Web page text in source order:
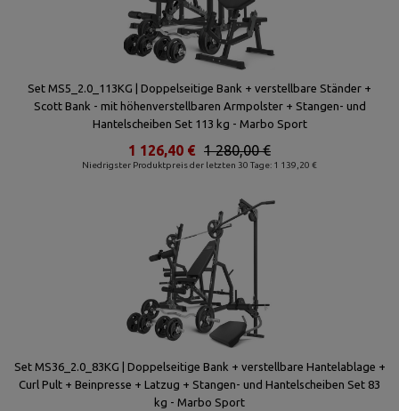
Set MS5_2.0_113KG | Doppelseitige Bank + verstellbare Ständer +
Scott Bank - mit höhenverstellbaren Armpolster + Stangen- und
Hantelscheiben Set 113 kg - Marbo Sport
Niedrigster Produktpreis der letzten 30 Tage: 1 139,20 €
1 280,00 €
1 126,40 €
Set MS36_2.0_83KG | Doppelseitige Bank + verstellbare Hantelablage +
Curl Pult + Beinpresse + Latzug + Stangen- und Hantelscheiben Set 83
kg - Marbo Sport